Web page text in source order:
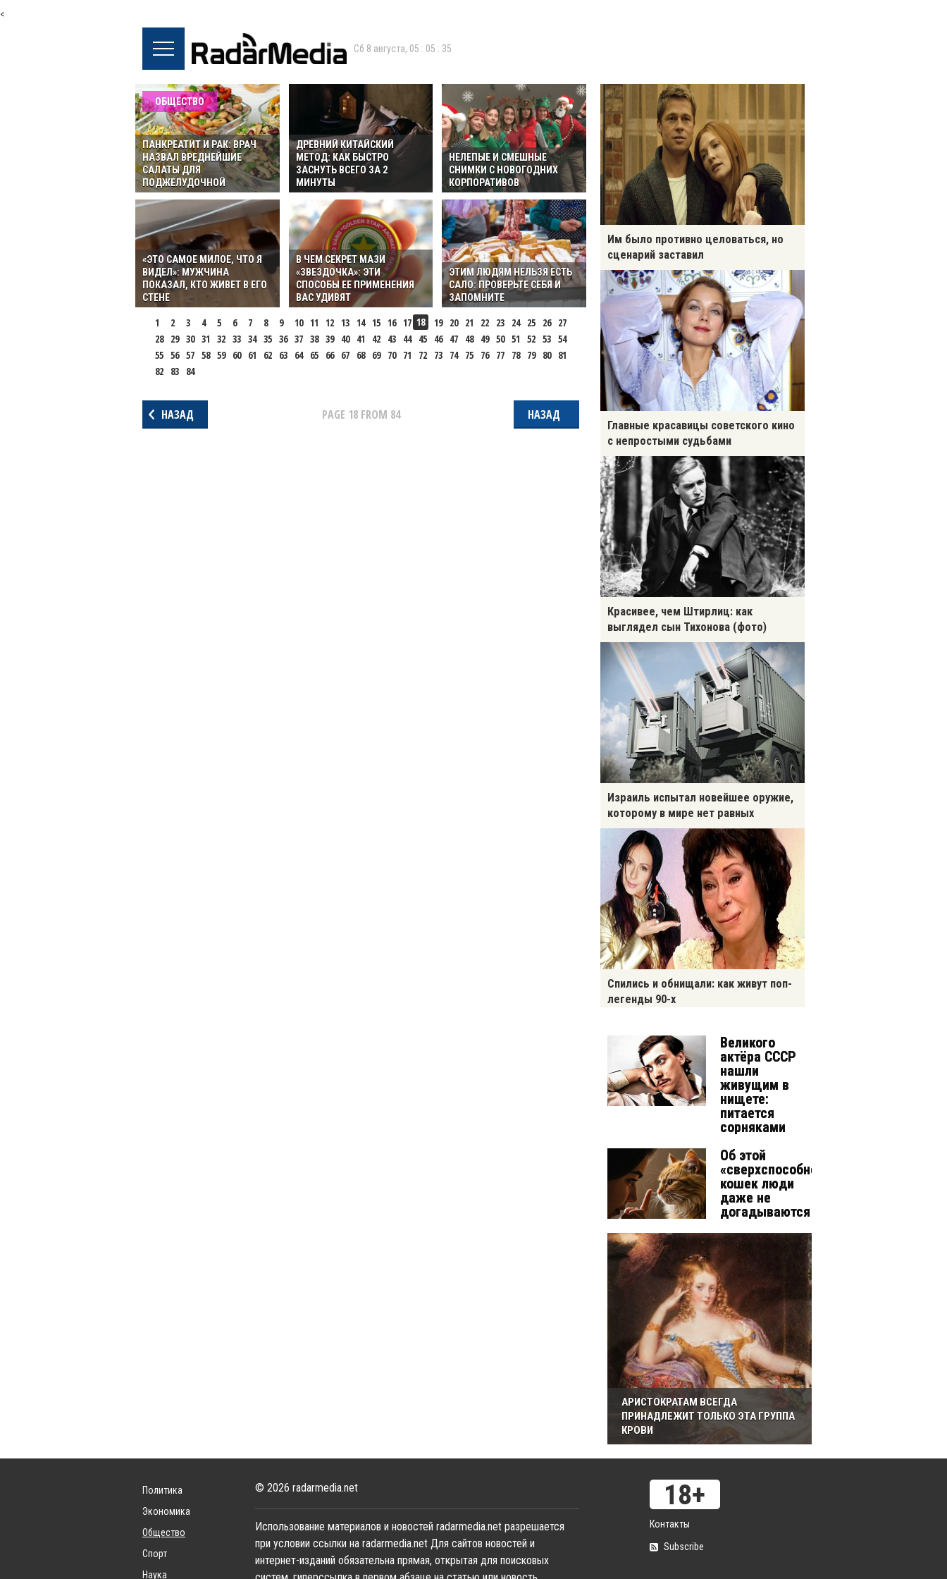
<
Сб 8 августа, 05 : 05 : 36
ОБЩЕСТВО
ПАНКРЕАТИТ И РАК: ВРАЧ
НАЗВАЛ ВРЕДНЕЙШИЕ
САЛАТЫ ДЛЯ
ПОДЖЕЛУДОЧНОЙ
ДРЕВНИЙ КИТАЙСКИЙ
МЕТОД: КАК БЫСТРО
ЗАСНУТЬ ВСЕГО ЗА 2
МИНУТЫ
НЕЛЕПЫЕ И СМЕШНЫЕ
СНИМКИ С НОВОГОДНИХ
КОРПОРАТИВОВ
«ЭТО САМОЕ МИЛОЕ, ЧТО Я
ВИДЕЛ»: МУЖЧИНА
ПОКАЗАЛ, КТО ЖИВЕТ В ЕГО
СТЕНЕ
В ЧЕМ СЕКРЕТ МАЗИ
«ЗВЕЗДОЧКА»: ЭТИ
СПОСОБЫ ЕЕ ПРИМЕНЕНИЯ
ВАС УДИВЯТ
ЭТИМ ЛЮДЯМ НЕЛЬЗЯ ЕСТЬ
САЛО: ПРОВЕРЬТЕ СЕБЯ И
ЗАПОМНИТЕ
1 2 3 4 5 6 7 8 9 10 11 12 13 14 15 16 17 18 19 20 21 22 23 24 25 26 27
28 29 30 31 32 33 34 35 36 37 38 39 40 41 42 43 44 45 46 47 48 49 50 51 52 53 54
55 56 57 58 59 60 61 62 63 64 65 66 67 68 69 70 71 72 73 74 75 76 77 78 79 80 81
82 83 84
НАЗАД PAGE 18FROM 84 НАЗАД
Им было противно целоваться, но
сценарий заставил
Главные красавицы советского кино
с непростыми судьбами
Красивее, чем Штирлиц: как
выглядел сын Тихонова (фото)
Израиль испытал новейшее оружие,
которому в мире нет равных
Спились и обнищали: как живут поп-
легенды 90-х
Великого
актёра СССР
нашли
живущим в
нищете:
питается
сорняками
Об этой
«сверхспособности»
кошек люди
даже не
догадываются
АРИСТОКРАТАМ ВСЕГДА
ПРИНАДЛЕЖИТ ТОЛЬКО ЭТА ГРУППА
КРОВИ
Политика
Экономика
Общество
Спорт
Наука
© 2026 radarmedia.net
Использование материалов и новостей radarmedia.net разрешается
при условии ссылки на radarmedia.net Для сайтов новостей и
интернет-изданий обязательна прямая, открытая для поисковых
Контакты
Subscribe